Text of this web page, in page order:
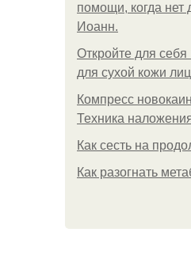
помощи, когда нет
Иоанн.
Откройте для
для сухой кожи
Компресс
Техника
Как сесть на
Как разогнать